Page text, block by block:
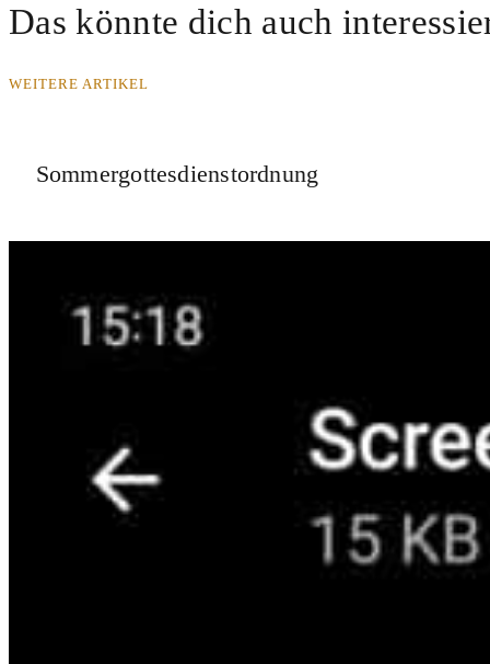
Das könnte dich auch
WEITERE ARTIKEL
Sommergottesdienstordnung